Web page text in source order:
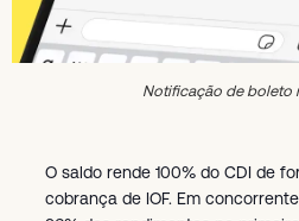
Notificação de boleto
O saldo rende 100% do CDI de
cobrança de IOF. Em